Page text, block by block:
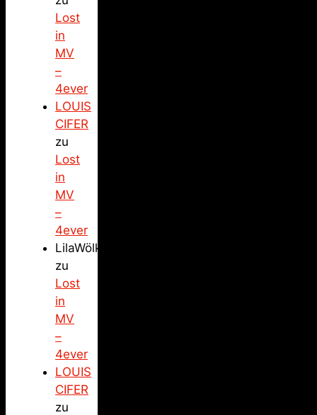
Lost
in
MV
–
4ever
LOUIS
CIFER
zu
Lost
in
MV
–
4ever
LilaWölkchen
zu
Lost
in
MV
–
4ever
LOUIS
CIFER
zu